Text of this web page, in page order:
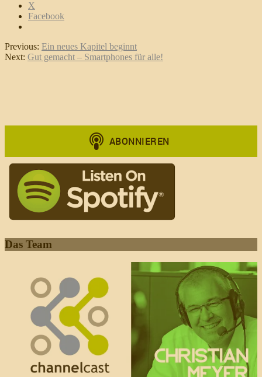
X
Facebook
Previous: Ein neues Kapitel beginnt
Next: Gut gemacht – Smartphones für alle!
Das Team